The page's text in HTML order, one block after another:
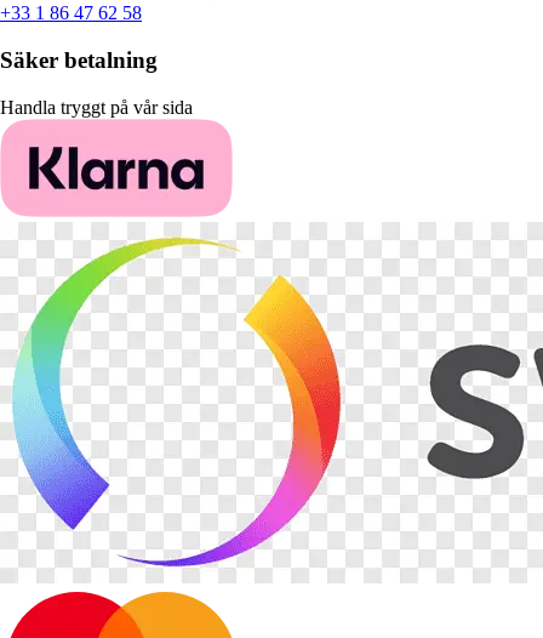
+33 1 86 47 62 58
Säker betalning
Handla tryggt på vår sida